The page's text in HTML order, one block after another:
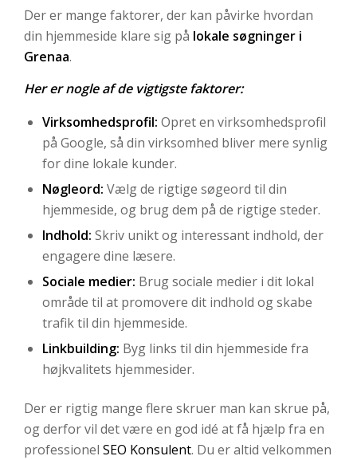
Der er mange faktorer, der kan påvirke hvordan
din hjemmeside klare sig på lokale søgninger i
Grenaa.
Her er nogle af de vigtigste faktorer:
Virksomhedsprofil: Opret en virksomhedsprofil
på Google, så din virksomhed bliver mere synlig
for dine lokale kunder.
Nøgleord: Vælg de rigtige søgeord til din
hjemmeside, og brug dem på de rigtige steder.
Indhold: Skriv unikt og interessant indhold, der
engagere dine læsere.
Sociale medier: Brug sociale medier i dit lokal
område til at promovere dit indhold og skabe
trafik til din hjemmeside.
Linkbuilding: Byg links til din hjemmeside fra
højkvalitets hjemmesider.
Der er rigtig mange flere skruer man kan skrue på,
og derfor vil det være en god idé at få hjælp fra en
professionel SEO Konsulent. Du er altid velkommen